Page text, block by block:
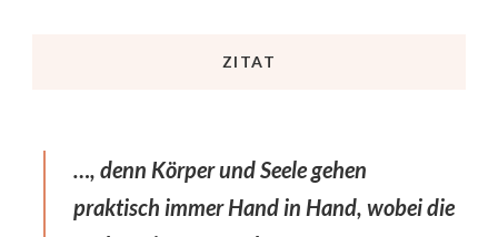
ZITAT
…, denn Körper und Seele gehen
praktisch immer Hand in Hand, wobei die